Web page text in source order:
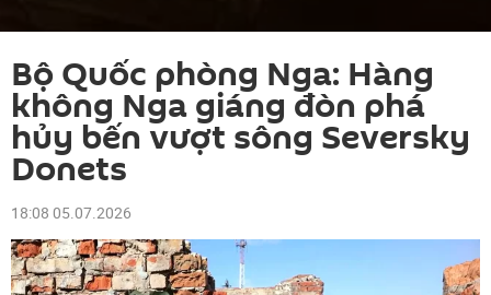
Bộ Quốc phòng Nga: Hàng
không Nga giáng đòn phá
hủy bến vượt sông Seversky
Donets
18:08 05.07.2026